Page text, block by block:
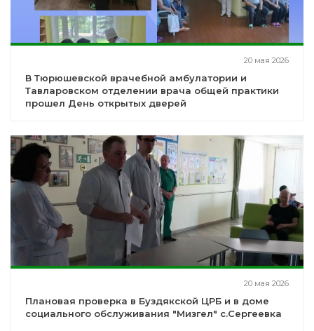
20 мая 2026
В Тюрюшевской врачебной амбулатории и
Тавларовском отделении врача общей практики
прошел День открытых дверей
20 мая 2026
Плановая проверка в Буздякской ЦРБ и в доме
социального обслуживания "Мизгел" с.Сергеевка